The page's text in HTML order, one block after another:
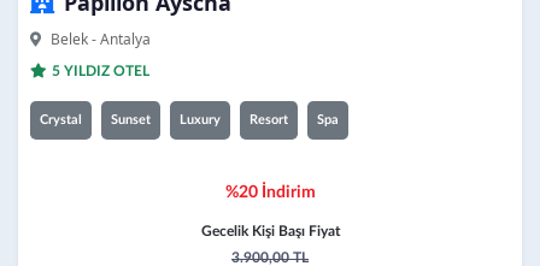
Belek - Antalya
5 YILDIZ OTEL
Crystal Sunset Luxury Resort Spa
%20 İndirim
Gecelik Kişi Başı Fiyat
3.900,00 TL